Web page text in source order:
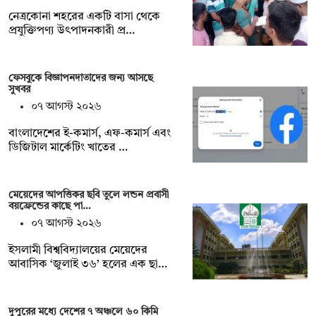
নেত্রকোনা শহরের একটি বাসা থেকে
প্রযুক্তিপণ্য উৎপাদনকারী প্র…
ফেসবুকে বিজ্ঞাপনদাতাদের জন্য আসছে
সুখবর
০৭ আগস্ট ২০২৬
বাংলাদেশের ই-কমার্স, এফ-কমার্স এবং
ডিজিটাল মার্কেটিং খাতের …
মেয়েদের আপত্তিকর ছবি তুলে লন্ডন প্রবাসী
বয়ফ্রেন্ডের কাছে পা…
০৭ আগস্ট ২০২৬
ইসলামী বিশ্ববিদ্যালয়ের মেয়েদের
আবাসিক ‘জুলাই ৩৬’ হলের এক ছা…
দুপুরের মধ্যে দেশের ৭ অঞ্চলে ৬০ কিমি